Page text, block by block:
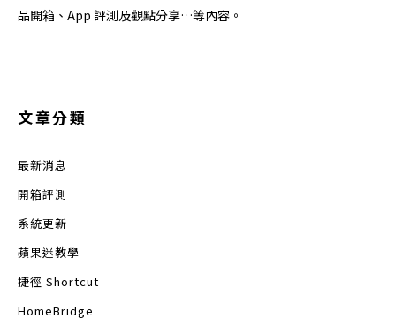
品開箱、App 評測及觀點分享…等內容。
文章分類
最新消息
開箱評測
系統更新
蘋果迷教學
捷徑 Shortcut
HomeBridge